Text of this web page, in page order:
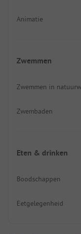
Animatie
Zwemmen
Zwemmen in
Zwembaden
Eten & drinken
Boodschappen
Eetgelegenheid